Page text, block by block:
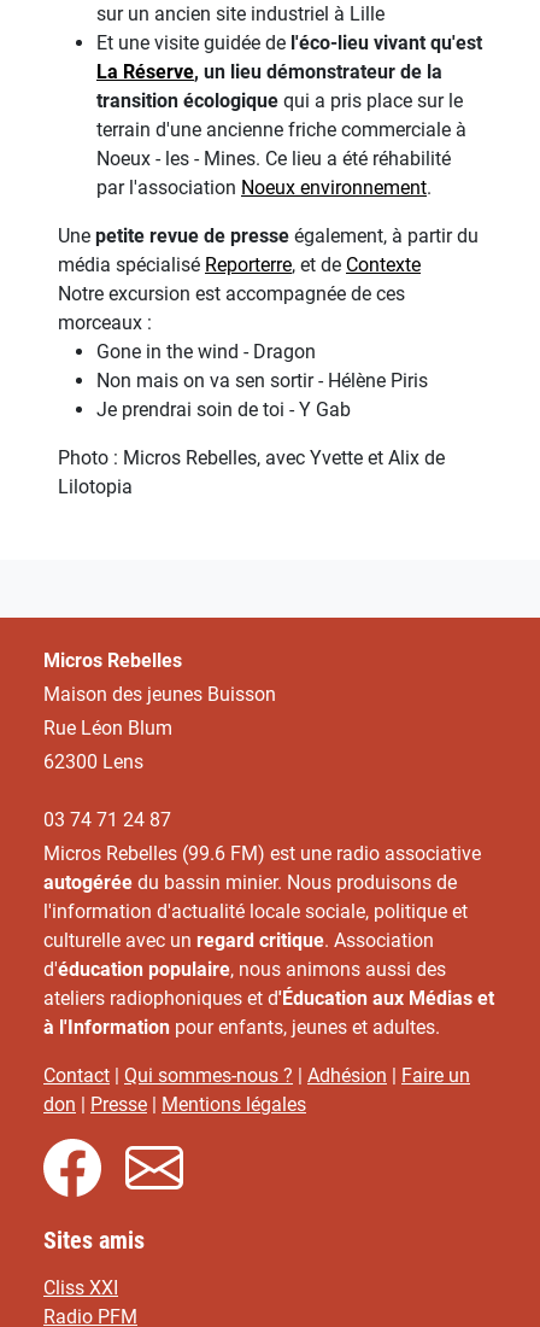
sur un ancien site industriel à Lille
Et une visite guidée de l'éco-lieu vivant qu'est
La Réserve, un lieu démonstrateur de la
transition écologique qui a pris place sur le
terrain d'une ancienne friche commerciale à
Noeux - les - Mines. Ce lieu a été réhabilité
par l'association Noeux environnement.
Une petite revue de presse également, à partir du
média spécialisé Reporterre, et de Contexte
Notre excursion est accompagnée de ces
morceaux :
Gone in the wind - Dragon
Non mais on va sen sortir - Hélène Piris
Je prendrai soin de toi - Y Gab
Photo : Micros Rebelles, avec Yvette et Alix de
Lilotopia
Micros Rebelles
Maison des jeunes Buisson
Rue Léon Blum
62300 Lens
03 74 71 24 87
Micros Rebelles (99.6 FM) est une radio associative
autogérée du bassin minier. Nous produisons de
l'information d'actualité locale sociale, politique et
culturelle avec un regard critique. Association
d'éducation populaire, nous animons aussi des
ateliers radiophoniques et d'Éducation aux Médias et
à l'Information pour enfants, jeunes et adultes.
Contact | Qui sommes-nous ? | Adhésion | Faire un
don | Presse | Mentions légales
Sites amis
Cliss XXI
Radio PFM